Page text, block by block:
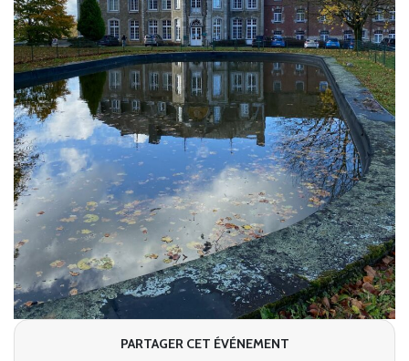
PARTAGER CET ÉVÉNEMENT